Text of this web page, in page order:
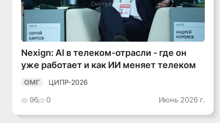
Смотреть видео
Nexign: AI в телеком-отрасли - где он
уже работает и как ИИ меняет телеком
ОМГ ЦИПР-2026
96 0 Июнь 2026 г.